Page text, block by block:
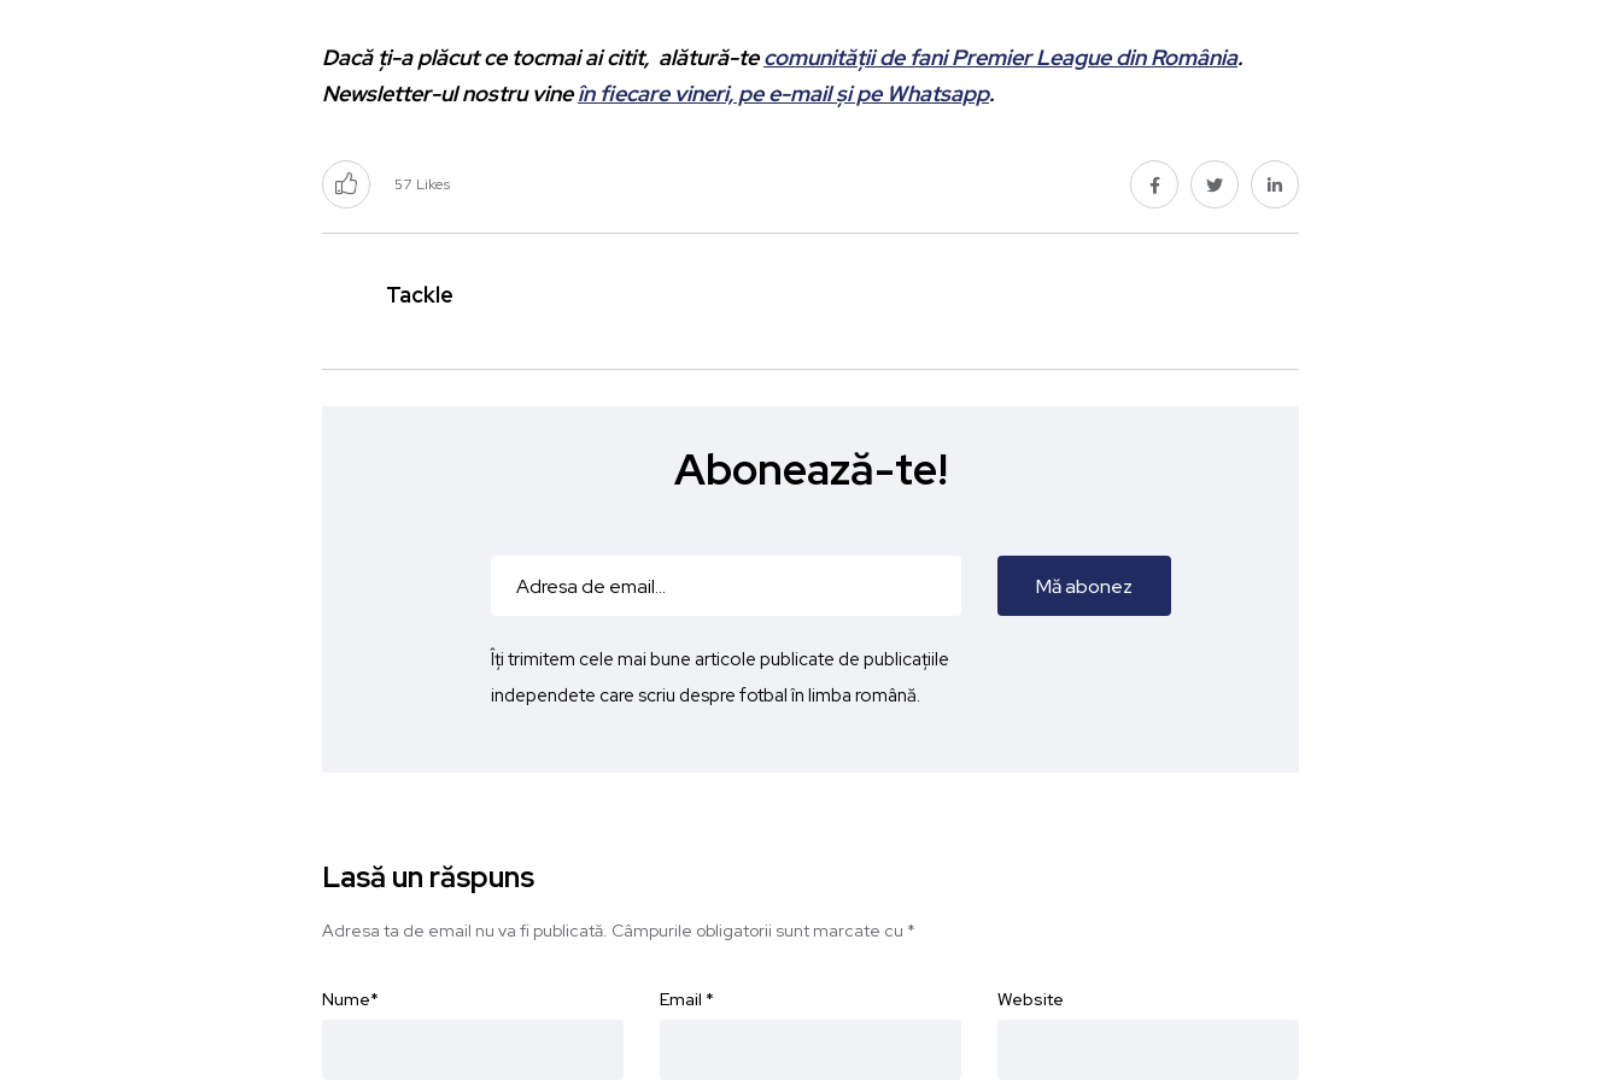
Dacă ți-a plăcut ce tocmai ai citit, alătură-tecomunității de fani Premier League din România.
Newsletter-ul nostru vineîn fiecare vineri, pe e-mail și pe Whatsapp.
57 Likes
Tackle
Abonează-te!
Îți trimitem cele mai bune articole publicate de publicațiile
independete care scriu despre fotbal în limba română.
Lasă un răspuns
Adresa ta de email nu va fi publicată. Câmpurile obligatorii sunt marcate cu *
Nume* Email * Website